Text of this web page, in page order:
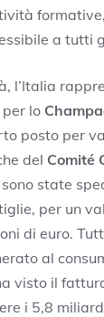
a tutti
l’Italia
lo
posto per
del Comité
state
per un
di euro.
al
visto il
i 5,8